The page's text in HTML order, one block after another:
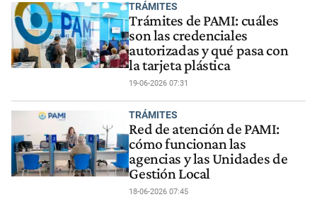
TRÁMITES
Trámites de PAMI: cuáles
son las credenciales
autorizadas y qué pasa con
la tarjeta plástica
19-06-2026 07:31
TRÁMITES
Red de atención de PAMI:
cómo funcionan las
agencias y las Unidades de
Gestión Local
18-06-2026 07:45